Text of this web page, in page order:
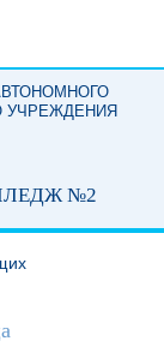
УЧРЕЖДЕНИЯ
№2